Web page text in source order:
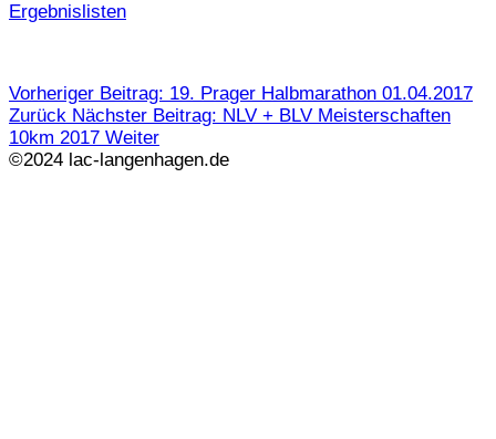
Ergebnislisten
Vorheriger Beitrag: 19. Prager Halbmarathon 01.04.2017
Zurück Nächster Beitrag: NLV + BLV Meisterschaften
10km 2017 Weiter
©2024 lac-langenhagen.de